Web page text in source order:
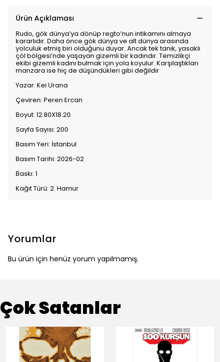
Ürün Açıklaması
Rudo, gök dünya’ya dönüp regto’nun intikamını almaya
kararlıdır. Daha önce gök dünya ve alt dünya arasında
yolculuk etmiş biri olduğunu duyar. Ancak tek tanık, yasaklı
çöl bölgesi’nde yaşayan gizemli bir kadındır. Temizlikçi
ekibi gizemli kadını bulmak için yola koyulur. Karşılaştıkları
manzara ise hiç de düşündükleri gibi değildir
Yazar: Kei Urana
Çeviren: Peren Ercan
Boyut: 12.80X18.20
Sayfa Sayısı: 200
Basım Yeri: İstanbul
Basım Tarihi: 2026-02
Baskı: 1
Kağıt Türü: 2. Hamur
Yorumlar
Bu ürün için henüz yorum yapılmamış.
Çok Satanlar